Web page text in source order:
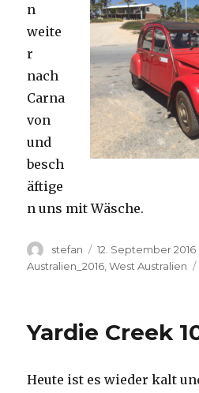
n
weite
r
nach
Carna
von
und
besch
äftige
n uns mit Wäsche.
Autor
stefan
Veröffentlicht
am
12. September 2016
Australien_2016 ,West Australien
Yardie Creek
Heute ist es wieder kalt